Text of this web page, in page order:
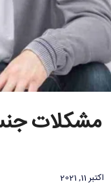
مشکلات
اکتبر 11, 2021